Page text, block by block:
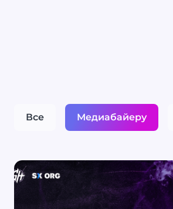
Все Медиабайеру